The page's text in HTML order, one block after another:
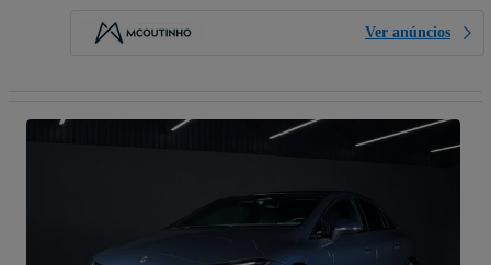
Ver anúncios